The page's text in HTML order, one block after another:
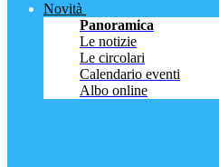
Novità
Panoramica
Le notizie
Le circolari
Calendario eventi
Albo online